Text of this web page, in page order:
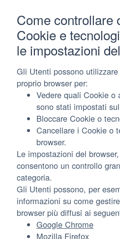
Come controllare
Cookie e
le impostazioni
Gli Utenti possono
proprio browser per:
Vedere quali Cookie
sono stati impostati
Bloccare Cookie o
Cancellare i Cookie o
browser.
Le impostazioni del
consentono un controllo
categoria.
Gli Utenti possono, per
informazioni su come
browser più diffusi ai
Google Chrome
Mozilla Firefox